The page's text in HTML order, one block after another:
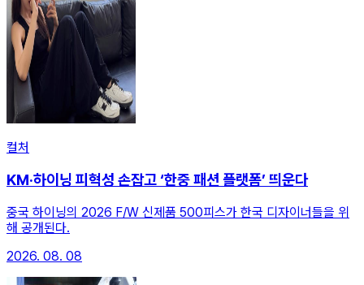
컬처
KM·하이닝 피혁성 손잡고 ‘한중 패션 플랫폼’ 띄운다
중국 하이닝의 2026 F/W 신제품 500피스가 한국 디자이너들을 위
해 공개된다.
2026. 08. 08